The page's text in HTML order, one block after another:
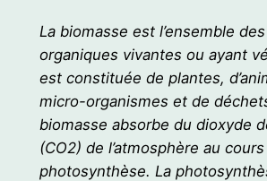
La biomasse est l’ensemble
organiques vivantes ou ayant
est constituée de plantes,
micro-organismes et de
biomasse absorbe du dioxyde
(CO2) de l’atmosphère au
photosynthèse. La